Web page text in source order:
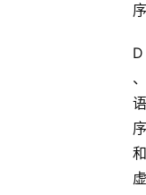
序
D
、
语
序
和
虚